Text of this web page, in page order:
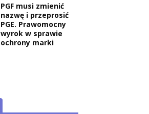
PGF musi zmienić
nazwę i przeprosić
PGE. Prawomocny
wyrok w sprawie
ochrony marki